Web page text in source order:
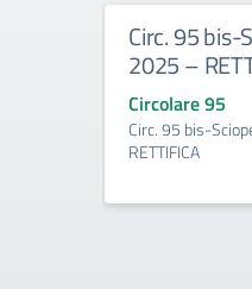
Circ. 95 bis-
2025 –
Circolare 95
Circ. 95 bis-
RETTIFICA